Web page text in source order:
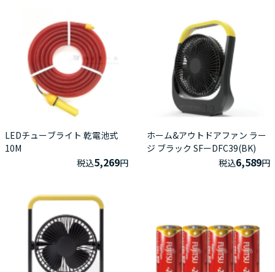
LEDチューブライト 乾電池式
10M
税込5,269円
ホーム&アウトドアファン ラー
ジ ブラック SFーDFC39(BK)
税込6,589円